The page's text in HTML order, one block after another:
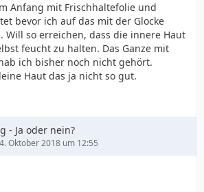
Anfang mit Frischhaltefolie und
bevor ich auf das mit der Glocke
Will so erreichen, dass die innere Haut
feucht zu halten. Das Ganze mit
ich bisher noch nicht gehört.
Haut das ja nicht so gut.
- Ja oder nein?
Oktober 2018 um 12:55